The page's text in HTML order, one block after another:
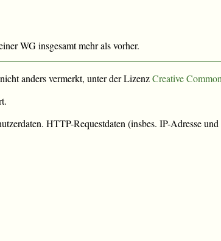
WG insgesamt mehr als vorher.
anders vermerkt, unter der LizenzCreative
HTTP-Requestdaten (insbes. IP-Adresse